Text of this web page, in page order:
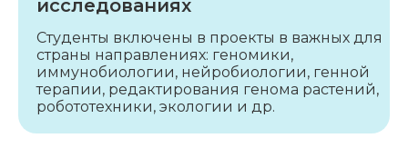
исследованиях
Студенты включены в проекты в важных для
страны направлениях: геномики,
иммунобиологии, нейробиологии, генной
терапии, редактирования генома растений,
робототехники, экологии и др.